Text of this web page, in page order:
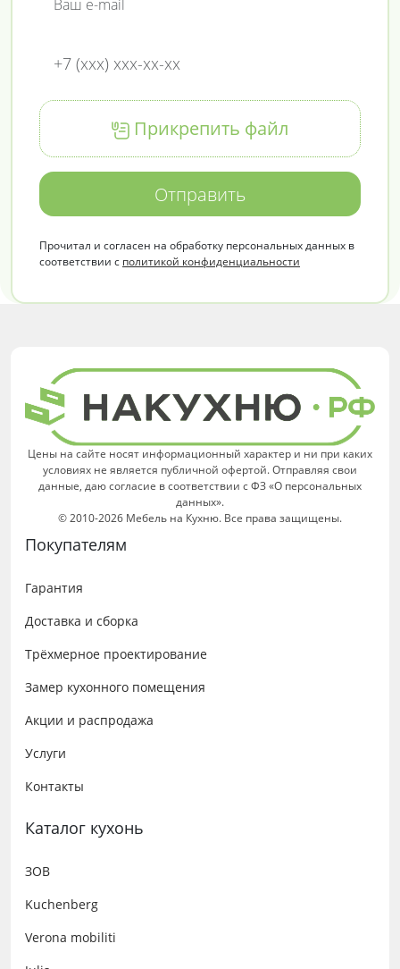
Прикрепить файл
Отправить
Прочитал и согласен на обработку персональных данных в
соответствии с политикой конфиденциальности
Цены на сайте носят информационный характер и ни при каких
условиях не является публичной офертой. Отправляя свои
данные, даю согласие в соответствии с ФЗ «О персональных
данных».
© 2010-2026 Мебель на Кухню. Все права защищены.
Покупателям
Гарантия
Доставка и сборка
Трёхмерное проектирование
Замер кухонного помещения
Акции и распродажа
Услуги
Контакты
Каталог кухонь
ЗОВ
Kuchenberg
Verona mobiliti